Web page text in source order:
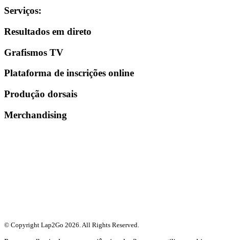
Serviços:
Resultados em direto
Grafismos TV
Plataforma de inscrições online
Produção dorsais
Merchandising
© Copyright Lap2Go 2026. All Rights Reserved.